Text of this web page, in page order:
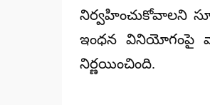
నిర్వహించుకోవాలని
ఇంధన వినియోగంపై
నిర్ణయించింది.